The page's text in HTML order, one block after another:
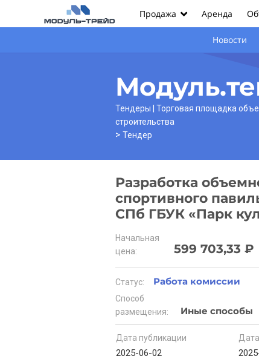
Продажа Аренда
Новости
Тендеры | Торговая площадка
строительства
> Тендер
Разработка
спортивного
СПб ГБУК «Парк
Начальная
цена:
599 703,33 ₽
Статус: Работа комиссии
Способ
размещения:
Иные способы
Дата публикации
2025-06-02